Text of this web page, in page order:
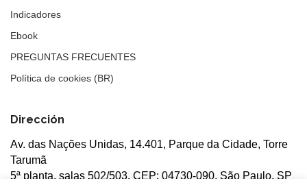
Indicadores
Ebook
PREGUNTAS FRECUENTES
Política de cookies (BR)
Dirección
Av. das Nações Unidas, 14.401, Parque da Cidade, Torre
Tarumã
5ª planta, salas 502/503, CEP: 04730-090, São Paulo, SP